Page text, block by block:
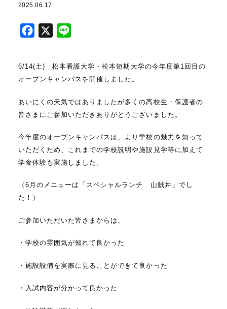
2025.06.17
e
o
o
X
6/14(土) 松本看護大学・松本短期大学の今年度第1回目の
オープンキャンパスを開催しました。
あいにくの天気ではありましたが多くの高校生・保護者の
皆さまにご参加いただきありがとうございました。
今年度のオープンキャンパスは、より学校の魅力を知って
いただくため、これまでの学校説明や施設見学等に加えて
学食体験も実施しました。
（6月のメニューは「スペシャルランチ 山賊丼」でし
た！）
ご参加いただいた皆さまからは、
・学校の雰囲気が知れて良かった
・施設設備を実際に見ることができて良かった
・入試内容が分かって良かった